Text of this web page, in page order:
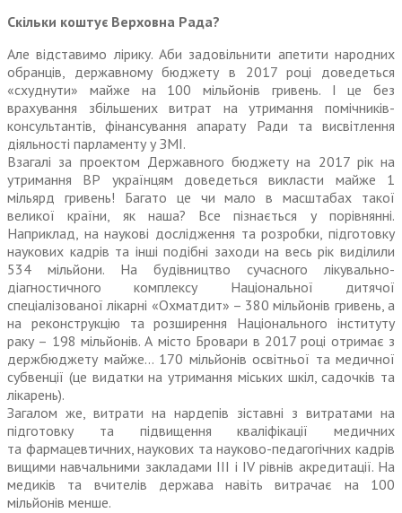
Скільки коштує Верховна Рада?
Але відставимо лірику. Аби задовільнити апетити народних
обранців, державному бюджету в 2017 році доведеться
«схуднути» майже на 100 мільйонів гривень. І це без
врахування збільшених витрат на утримання помічників-
консультантів, фінансування апарату Ради та висвітлення
діяльності парламенту у ЗМІ.
Взагалі за проектом Державного бюджету на 2017 рік на
утримання ВР українцям доведеться викласти майже 1
мільярд гривень! Багато це чи мало в масштабах такої
великої країни, як наша? Все пізнається у порівнянні.
Наприклад, на наукові дослідження та розробки, підготовку
наукових кадрів та інші подібні заходи на весь рік виділили
534 мільйони. На будівництво сучасного лікувально-
діагностичного комплексу Національної дитячої
спеціалізованої лікарні «Охматдит» – 380 мільйонів гривень, а
на реконструкцію та розширення Національного інституту
раку – 198 мільйонів. А місто Бровари в 2017 році отримає з
держбюджету майже… 170 мільйонів освітньої та медичної
субвенції (це видатки на утримання міських шкіл, садочків та
лікарень).
Загалом же, витрати на нардепів зіставні з витратами на
підготовку та підвищення кваліфікації медичних
та фармацевтичних, наукових та науково-педагогічних кадрів
вищими навчальними закладами ІІІ і ІV рівнів акредитації. На
медиків та вчителів держава навіть витрачає на 100
мільйонів менше.